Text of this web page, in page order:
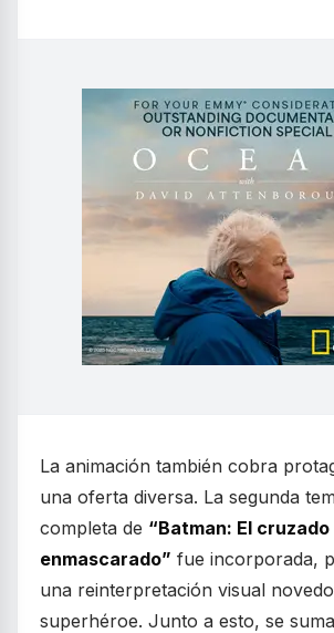
La animación también cobra
una oferta diversa. La segunda
completa de “Batman: El cruzado
enmascarado” fue incorporada,
una reinterpretación visual
superhéroe. Junto a esto, se